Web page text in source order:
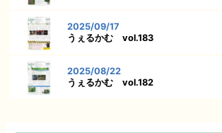
2025/09/17
うぇるかむ vol.183
2025/08/22
うぇるかむ vol.182